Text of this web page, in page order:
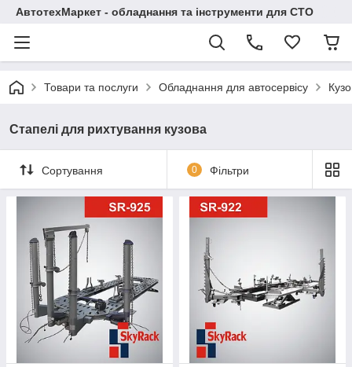
АвтотехМаркет - обладнання та інструменти для СТО
Товари та послуги Обладнання для автосервісу
Стапелі для рихтування кузова
Сортування 0 Фільтри